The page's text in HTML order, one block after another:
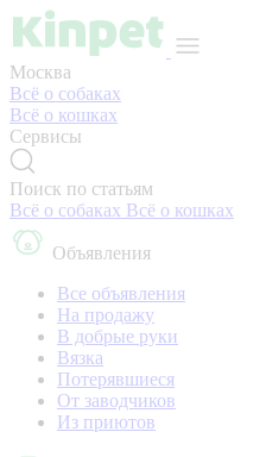
Москва
Всё о собаках
Всё о кошках
Сервисы
Поиск по статьям
Всё о собаках Всё о кошках
Объявления
Все объявления
На продажу
В добрые руки
Вязка
Потерявшиеся
От заводчиков
Из приютов